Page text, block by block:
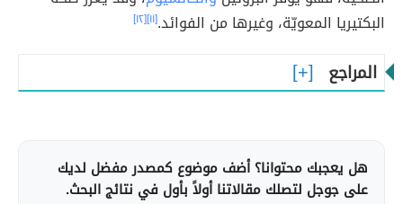
البكتيريا المعويّة، وغيرها من الفوائد.[١١] [١٢]
المراجع
هل يعجبك محتوانا؟ أضف موضوع كمصدر مفضل لديك
على جوجل لتصلك مقالاتنا أولاً بأول في نتائج البحث.